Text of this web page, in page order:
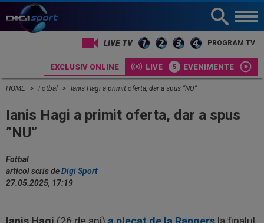
LIVE TV PROGRAM TV
EXCLUSIV ONLINE LIVE EVENIMENTE
HOME Fotbal Ianis Hagi a primit oferta, dar a spus ”NU”
Ianis Hagi a primit oferta, dar a spus
”NU”
Fotbal
articol scris deDigi Sport
27.05.2025, 17:19